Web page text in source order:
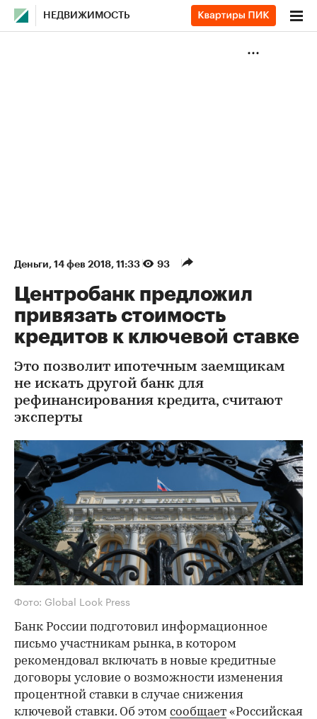
НЕДВИЖИМОСТЬ
Деньги⁠, 14 фев 2018, 11:33 93
Центробанк предложил
привязать стоимость
кредитов к ключевой ставке
Это позволит ипотечным заемщикам
не искать другой банк для
рефинансирования кредита, считают
эксперты
Фото: Global Look Press
Банк России подготовил информационное
письмо участникам рынка, в котором
рекомендовал включать в новые кредитные
договоры условие о возможности изменения
процентной ставки в случае снижения
ключевой ставки. Об этом сообщает «Российская